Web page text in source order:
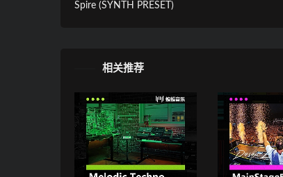
Spire (SYNTH PRESET)
相关推荐